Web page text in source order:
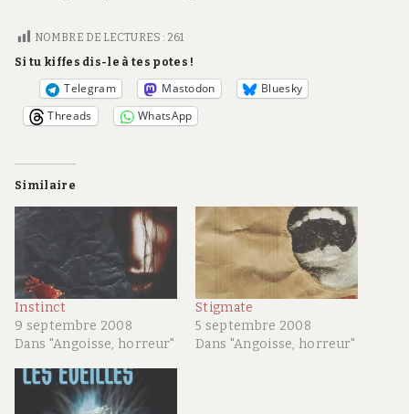
NOMBRE DE LECTURES : 261
Si tu kiffes dis-le à tes potes !
Telegram Mastodon
Bluesky
Threads
WhatsApp
Similaire
Instinct
9 septembre 2008
Dans "Angoisse, horreur"
Stigmate
5 septembre 2008
Dans "Angoisse, horreur"